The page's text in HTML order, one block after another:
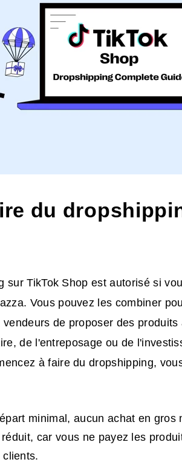
du
sur TikTok Shop est autorisé si
Vous pouvez les combiner
de proposer des
de l'entreposage ou de
à faire du dropshipping,
minimal, aucun achat en gros
car vous ne payez les
clients.